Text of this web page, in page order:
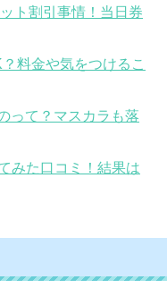
ト割引事情！当日券
料金や気をつけるこ
って？マスカラも落
みた口コミ！結果は